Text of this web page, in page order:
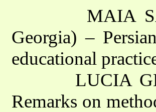
MAIA
Georgia) –
educational
LUCIA
Remarks on